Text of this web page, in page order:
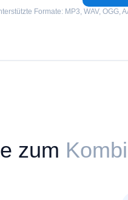
Formate: MP3, WAV, OGG,
zum